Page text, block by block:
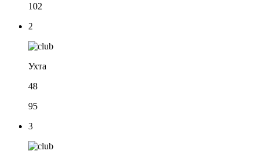
102
2
Ухта
48
95
3